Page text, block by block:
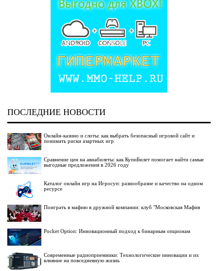
ПОСЛЕДНИЕ НОВОСТИ
Онлайн-казино и слоты: как выбрать безопасный игровой сайт и
понимать риски азартных игр
Сравнение цен на авиабилеты: как КупиБилет помогает найти самые
выгодные предложения в 2026 году
Каталог онлайн игр на Игросуп: разнообразие и качество на одном
ресурсе
Поиграть в мафию в дружной компании: клуб "Московская Мафия
Pocket Option: Инновационный подход к бинарным опционам
Современные радиоприемники: Технологические инновации и их
влияние на повседневную жизнь